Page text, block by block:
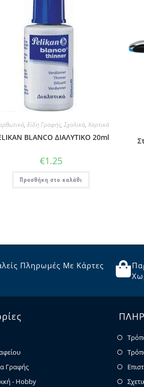
, Είδη Γραφής, Σχολικά,Χαρτικά
BLANCO ΔΙΑΛΥΤΙΚΟ 20ml
€1.25
Προσθήκη στο καλάθι
Πληρωμές Με Κάρτες
Γραφής
- Hobby